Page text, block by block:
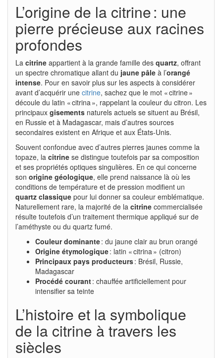
L’origine de la citrine : une
pierre précieuse aux racines
profondes
La citrine appartient à la grande famille des quartz, offrant
un spectre chromatique allant du jaune pâle à l’orangé
intense. Pour en savoir plus sur les aspects à considérer
avant d’acquérir une citrine, sachez que le mot « citrine »
découle du latin « citrina », rappelant la couleur du citron. Les
principaux gisements naturels actuels se situent au Brésil,
en Russie et à Madagascar, mais d’autres sources
secondaires existent en Afrique et aux États-Unis.
Souvent confondue avec d’autres pierres jaunes comme la
topaze, la citrine se distingue toutefois par sa composition
et ses propriétés optiques singulières. En ce qui concerne
son origine géologique, elle prend naissance là où les
conditions de température et de pression modifient un
quartz classique pour lui donner sa couleur emblématique.
Naturellement rare, la majorité de la citrine commercialisée
résulte toutefois d’un traitement thermique appliqué sur de
l’améthyste ou du quartz fumé.
Couleur dominante: du jaune clair au brun orangé
Origine étymologique: latin « citrina » (citron)
Principaux pays producteurs: Brésil, Russie,
Madagascar
Procédé courant: chauffée artificiellement pour
intensifier sa teinte
L’histoire et la symbolique
de la citrine à travers les
siècles